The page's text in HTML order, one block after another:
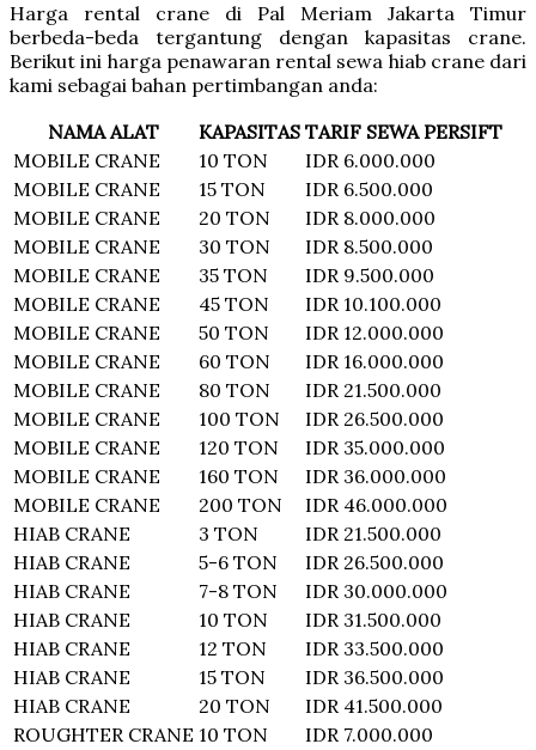
Harga rental crane di Pal Meriam Jakarta Timur
berbeda-beda tergantung dengan kapasitas crane.
Berikut ini harga penawaran rental sewa hiab crane dari
kami sebagai bahan pertimbangan anda:
NAMA ALAT
KAPASITAS TARIF SEWA PERSIFT
MOBILE CRANE
10 TON
IDR 6.000.000
MOBILE CRANE
15 TON
IDR 6.500.000
MOBILE CRANE
20 TON
IDR 8.000.000
MOBILE CRANE
30 TON
IDR 8.500.000
MOBILE CRANE
35 TON
IDR 9.500.000
MOBILE CRANE
45 TON
IDR 10.100.000
MOBILE CRANE
50 TON
IDR 12.000.000
MOBILE CRANE
60 TON
IDR 16.000.000
MOBILE CRANE
80 TON
IDR 21.500.000
MOBILE CRANE
100 TON
IDR 26.500.000
MOBILE CRANE
120 TON
IDR 35.000.000
MOBILE CRANE
160 TON
IDR 36.000.000
MOBILE CRANE
200 TON
IDR 46.000.000
HIAB CRANE
3 TON
IDR 21.500.000
HIAB CRANE
5-6 TON
IDR 26.500.000
HIAB CRANE
7-8 TON
IDR 30.000.000
HIAB CRANE
10 TON
IDR 31.500.000
HIAB CRANE
12 TON
IDR 33.500.000
HIAB CRANE
15 TON
IDR 36.500.000
HIAB CRANE
20 TON
IDR 41.500.000
ROUGHTER CRANE 10 TON
IDR 7.000.000